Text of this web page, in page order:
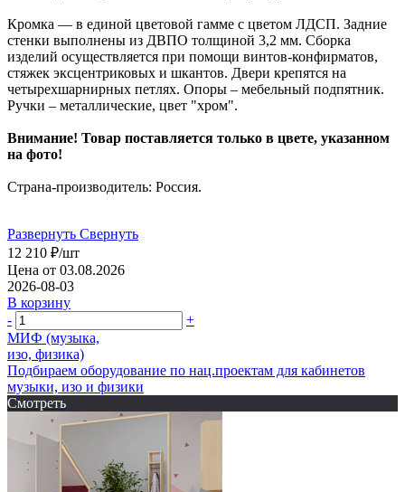
Кромка — в единой цветовой гамме с цветом ЛДСП. Задние
стенки выполнены из ДВПО толщиной 3,2 мм. Сборка
изделий осуществляется при помощи винтов-конфирматов,
стяжек эксцентриковых и шкантов. Двери крепятся на
четырехшарнирных петлях. Опоры – мебельный подпятник.
Ручки – металлические, цвет "хром".
Внимание! Товар поставляется только в цвете, указанном
на фото!
Страна-производитель: Россия.
Развернуть Свернуть
12 210 ₽/шт
Цена от 03.08.2026
2026-08-03
В корзину
-
+
МИФ (музыка,
изо, физика)
Подбираем оборудование по нац.проектам для кабинетов
музыки, изо и физики
Смотреть